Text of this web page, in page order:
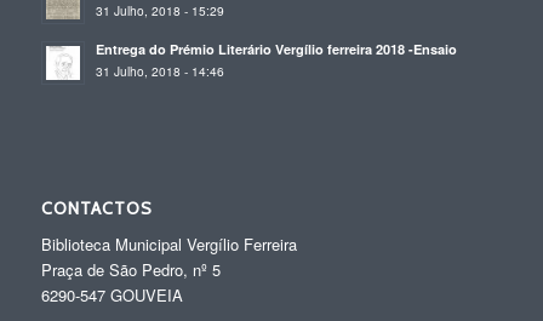
31 Julho, 2018 - 15:29
Entrega do Prémio Literário Vergílio ferreira 2018 -Ensaio
31 Julho, 2018 - 14:46
CONTACTOS
Biblioteca Municipal Vergílio Ferreira
Praça de São Pedro, nº 5
6290-547 GOUVEIA